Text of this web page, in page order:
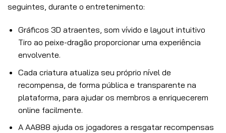
seguintes, durante o entretenimento:
Gráficos 3D atraentes, som vívido e layout intuitivo
Tiro ao peixe-dragão proporcionar uma experiência
envolvente.
Cada criatura atualiza seu próprio nível de
recompensa, de forma pública e transparente na
plataforma, para ajudar os membros a enriquecerem
online facilmente.
A AA888 ajuda os jogadores a resgatar recompensas